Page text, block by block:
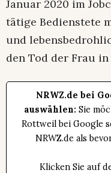
Januar 2020 im
tätige Bedienstete
und
den Tod der Frau
NRWZ.de bei
auswählen: Sie
Rottweil bei Google
NRWZ.de als
Klicken Sie auf